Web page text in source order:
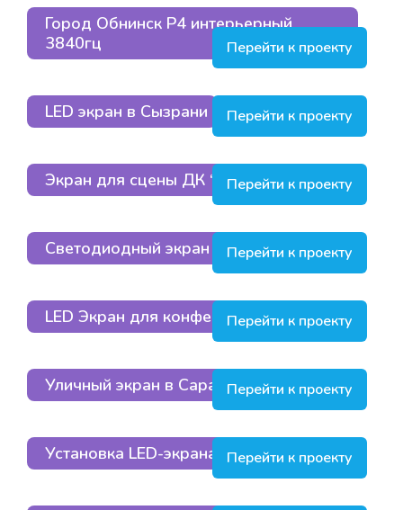
Город Обнинск P4 интерьерный
3840гц
Перейти к проекту
LED экран в Сызрани Перейти к проекту
Экран для сцены ДК “Маяк”, Подольск
Перейти к проекту
Светодиодный экран для кинозала
Перейти к проекту
LED Экран для конференц-зала.
Перейти к проекту
Уличный экран в СаратовеПерейти к проекту
Установка LED-экрана в Москве
Перейти к проекту